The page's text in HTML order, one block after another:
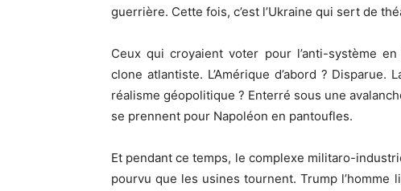
guerrière. Cette fois, c’est l’Ukraine qui sert de
Ceux qui croyaient voter pour l’anti-système
clone atlantiste. L’Amérique d’abord ?
réalisme géopolitique ? Enterré sous une
se prennent pour Napoléon en pantoufles.
Et pendant ce temps, le complexe militaro-
pourvu que les usines tournent. Trump l’homme